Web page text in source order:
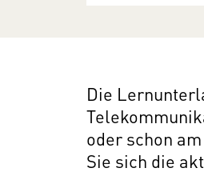
Die
oder schon
Sie sich die